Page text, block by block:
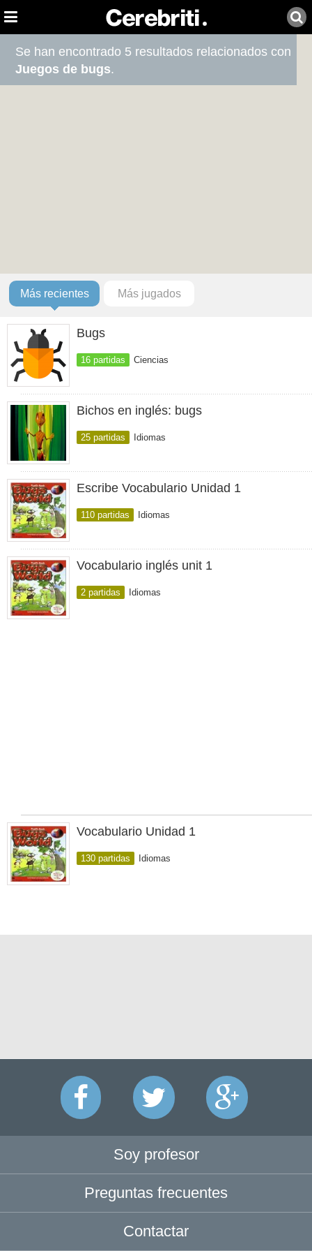
Se han encontrado 5 resultados relacionados con
Juegos de bugs.
Más recientes Más jugados
Bugs
16 partidas Ciencias
Bichos en inglés: bugs
25 partidas Idiomas
Escribe Vocabulario Unidad 1
110 partidas Idiomas
Vocabulario inglés unit 1
2 partidas Idiomas
Vocabulario Unidad 1
130 partidas Idiomas
Soy profesor
Preguntas frecuentes
Contactar